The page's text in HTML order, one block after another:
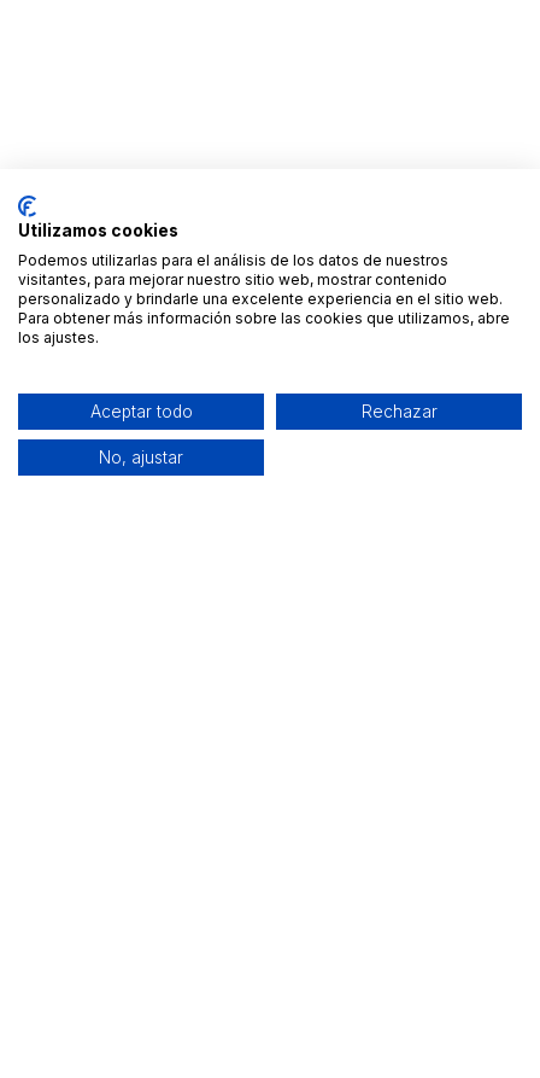
Utilizamos cookies
Podemos utilizarlas para el análisis de los datos de nuestros
visitantes, para mejorar nuestro sitio web, mostrar contenido
personalizado y brindarle una excelente experiencia en el sitio web.
Para obtener más información sobre las cookies que utilizamos, abre
los ajustes.
Aceptar todo Rechazar
No, ajustar